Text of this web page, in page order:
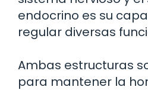
endocrino es su
regular diversas
Ambas estructuras
para mantener la